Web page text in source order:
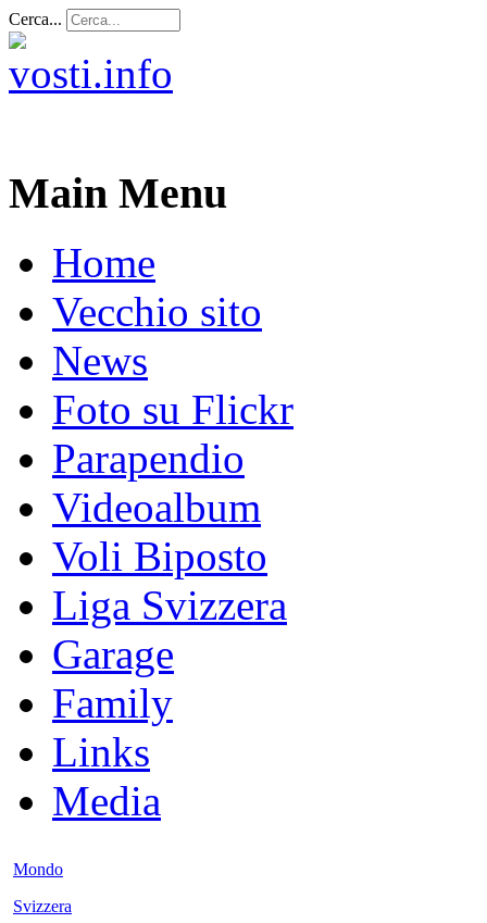
Cerca...
Main Menu
Home
Vecchio sito
News
Foto su Flickr
Parapendio
Videoalbum
Voli Biposto
Liga Svizzera
Garage
Family
Links
Media
Mondo
Svizzera